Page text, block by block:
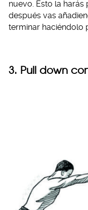
nuevo. Esto la
después vas
terminar haciéndolo
3. Pull down